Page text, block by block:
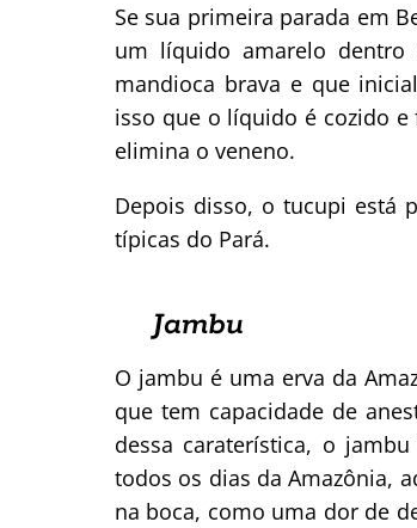
Se sua primeira parada em
um líquido amarelo
mandioca brava e que
isso que o líquido é cozido
elimina o veneno.
Depois disso, o tucupi está
típicas do Pará.
Jambu
O jambu é uma erva da
que tem capacidade de
dessa caraterística, o
todos os dias da Amazônia,
na boca, como uma dor de